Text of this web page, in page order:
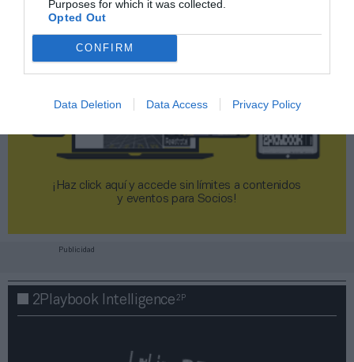
Purposes for which it was collected.
Opted Out
CONFIRM
Data Deletion Data Access Privacy Policy
¡Haz click aquí y accede sin límites a contenidos
y eventos para Socios!​​​​​​​
Publicidad
2Playbook Intelligence2P